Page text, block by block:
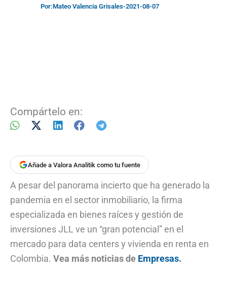
Por:Mateo Valencia Grisales-2021-08-07
Compártelo en:
Añade a Valora Analitik como tu fuente
A pesar del panorama incierto que ha generado la
pandemia en el sector inmobiliario, la firma
especializada en bienes raíces y gestión de
inversiones JLL ve un “gran potencial” en el
mercado para data centers y vivienda en renta en
Colombia. Vea más noticias de Empresas.